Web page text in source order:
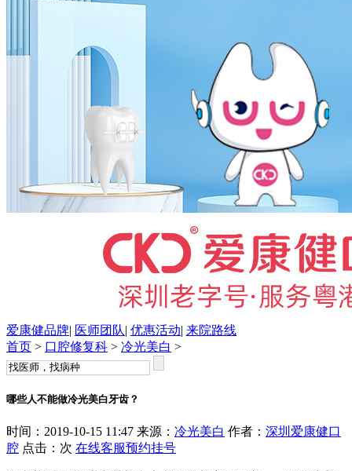
爱康健品牌| 医师团队| 优惠活动| 来院路线
首页 > 口腔修复科 > 冷光美白 >
哪些人不能做冷光美白牙齿？
时间：2019-10-15 11:47 来源： 冷光美白 作者： 深圳爱康健口
腔 点击： 次 在线客服预约挂号